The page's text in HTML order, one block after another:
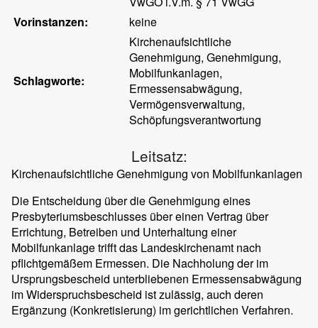
Vorinstanzen:
keine
Schlagworte:
Kirchenaufsichtliche
Genehmigung, Genehmigung,
Mobilfunkanlagen,
Ermessensabwägung,
Vermögensverwaltung,
Schöpfungsverantwortung
Leitsatz:
Kirchenaufsichtliche Genehmigung von Mobilfunkanlagen
Die Entscheidung über die Genehmigung eines
Presbyteriumsbeschlusses über einen Vertrag über
Errichtung, Betreiben und Unterhaltung einer
Mobilfunkanlage trifft das Landeskirchenamt nach
pflichtgemäßem Ermessen. Die Nachholung der im
Ursprungsbescheid unterbliebenen Ermessensabwägung
im Widerspruchsbescheid ist zulässig, auch deren
Ergänzung (Konkretisierung) im gerichtlichen Verfahren.